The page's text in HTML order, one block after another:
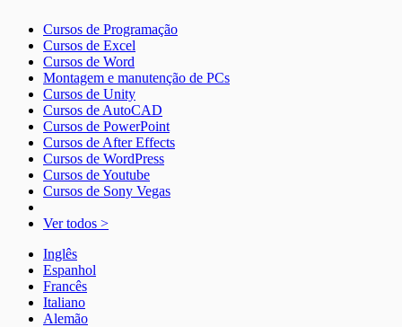
Cursos de Programação
Cursos de Excel
Cursos de Word
Montagem e manutenção de PCs
Cursos de Unity
Cursos de AutoCAD
Cursos de PowerPoint
Cursos de After Effects
Cursos de WordPress
Cursos de Youtube
Cursos de Sony Vegas
Ver todos >
Inglês
Espanhol
Francês
Italiano
Alemão